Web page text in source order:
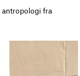
antropologi fra